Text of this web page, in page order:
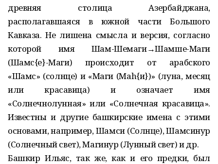
древняя столица Азербайджана,
располагавшаяся в южной части Большого
Кавказа. Не лишена смысла и версия, согласно
которой имя Шам-Шемаги→Шамше-Маги
(Шамс{е}-Маги) происходит от арабского
«Шамс» (солнце) и «Маги (Маh{и})» (луна, месяц
или красавица) и означает имя
«Солнечнолунная» или «Солнечная красавица».
Известны и другие башкирские имена с этими
основами, например, Шамси (Солнце), Шамсинур
(Солнечный свет), Магинур (Лунный свет) и др.
Башкир Ильяс, так же, как и его предки, был